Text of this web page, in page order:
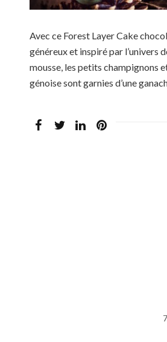
Avec ce Forest Layer Cake
généreux et inspiré par l’univers
mousse, les petits champignons
génoise sont garnies d’une